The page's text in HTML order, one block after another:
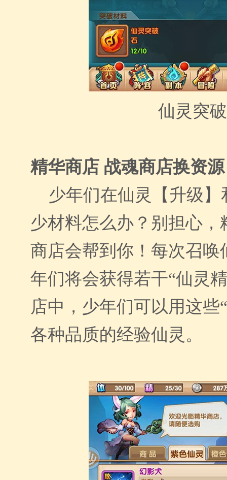
仙灵突破
精华商店 战魂商店换资源
少年们在仙灵【升级】
少材料怎么办？别担心，
商店会帮到你！每次召唤
年们将会获得若干“仙灵
店中，少年们可以用这些
各种品质的经验仙灵。